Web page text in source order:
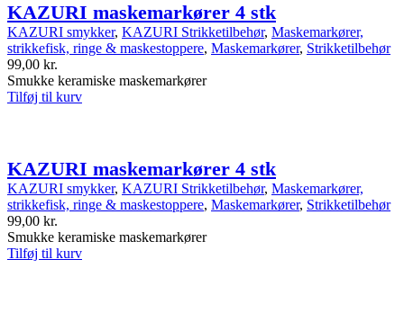
KAZURI maskemarkører 4 stk
KAZURI smykker, KAZURI Strikketilbehør, Maskemarkører,
strikkefisk, ringe & maskestoppere, Maskemarkører, Strikketilbehør
99,00 kr.
Smukke keramiske maskemarkører
Tilføj til kurv
KAZURI maskemarkører 4 stk
KAZURI smykker, KAZURI Strikketilbehør, Maskemarkører,
strikkefisk, ringe & maskestoppere, Maskemarkører, Strikketilbehør
99,00 kr.
Smukke keramiske maskemarkører
Tilføj til kurv